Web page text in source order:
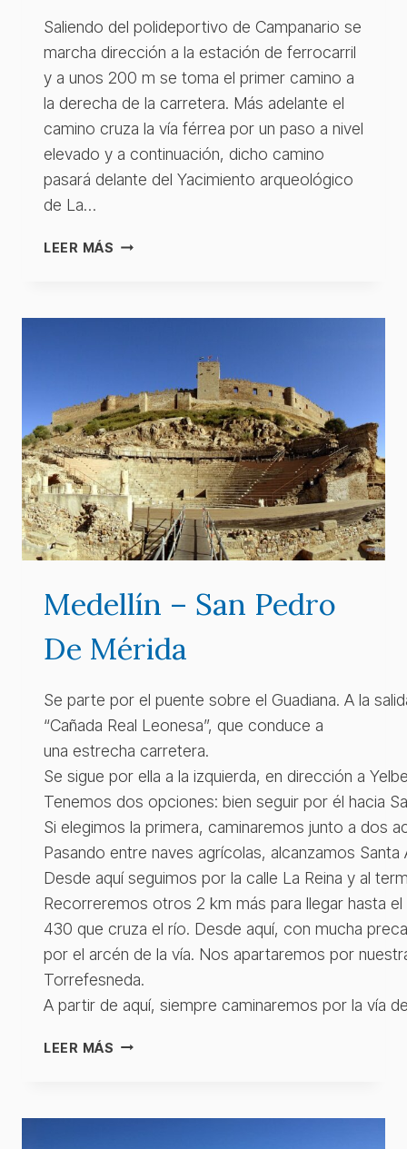
Saliendo del polideportivo de Campanario se
marcha dirección a la estación de ferrocarril
y a unos 200 m se toma el primer camino a
la derecha de la carretera. Más adelante el
camino cruza la vía férrea por un paso a nivel
elevado y a continuación, dicho camino
pasará delante del Yacimiento arqueológico
de La…
LEER MÁS CAMPANARIO
Medellín – San Pedro
De Mérida
Se parte por el puente sobre el Guadiana. A la
“Cañada Real Leonesa”, que conduce a
una estrecha carretera.
Se sigue por ella a la izquierda, en dirección a
Tenemos dos opciones: bien seguir por él hacia
Si elegimos la primera, caminaremos junto a dos
Pasando entre naves agrícolas, alcanzamos
Desde aquí seguimos por la calle La Reina y al
Recorreremos otros 2 km más para llegar hasta
430 que cruza el río. Desde aquí, con mucha
por el arcén de la vía. Nos apartaremos por
Torrefesneda.
A partir de aquí, siempre caminaremos por la vía
LEER MÁS MEDELLÍN